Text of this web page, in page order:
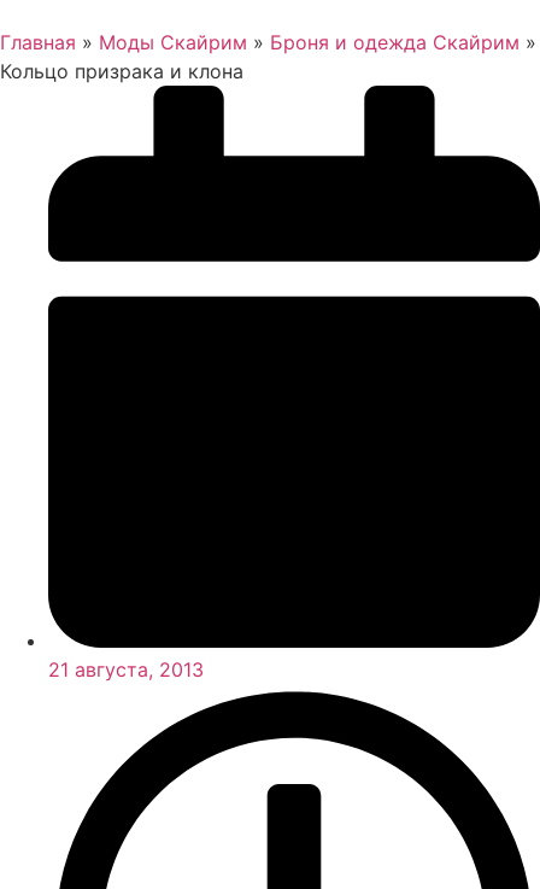
Главная » Моды Скайрим » Броня и одежда Скайрим »
Кольцо призрака и клона
21 августа, 2013